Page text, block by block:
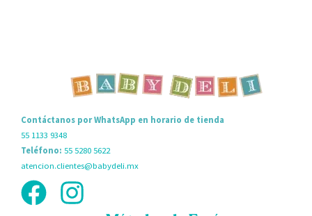
Contáctanos por WhatsApp en horario de tienda
55 1133 9348
Teléfono: 55 5280 5622
atencion.clientes@babydeli.mx